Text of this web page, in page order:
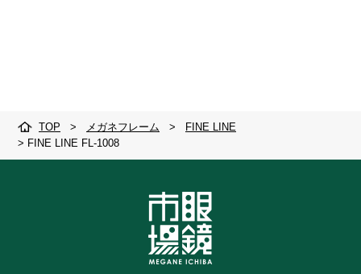
TOP > メガネフレーム >
FINE LINE
> FINE LINE FL-1008